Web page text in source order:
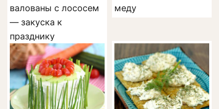
валованы с лососем
— закуска к
празднику
меду